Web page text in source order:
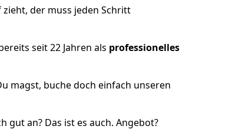
der muss jeden Schritt
seit 22 Jahren als professionelles
magst, buche doch einfach unseren
gut an? Das ist es auch. Angebot?